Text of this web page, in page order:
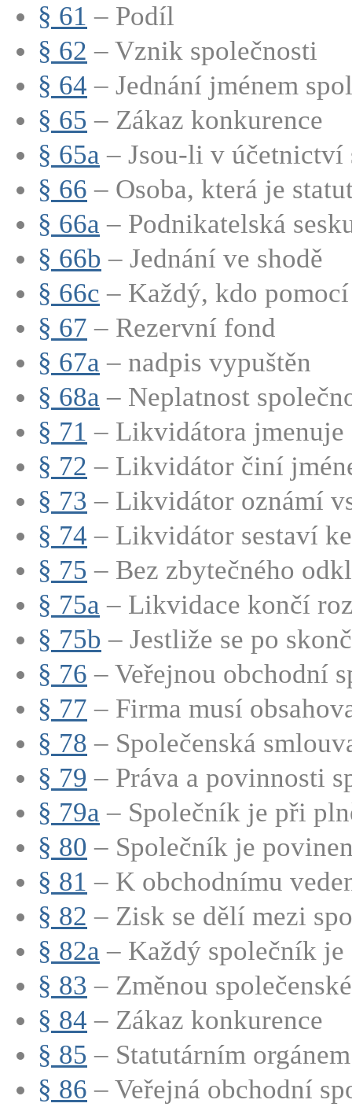
§ 61 – Podíl
§ 62 – Vznik společnosti
§ 64 – Jednání jménem
§ 65 – Zákaz konkurence
§ 65a – Jsou-li v účetnictví
§ 66 – Osoba, která je
§ 66a – Podnikatelská
§ 66b – Jednání ve shodě
§ 66c – Každý, kdo
§ 67 – Rezervní fond
§ 67a – nadpis vypuštěn
§ 68a – Neplatnost
§ 71 – Likvidátora jmenuje
§ 72 – Likvidátor činí
§ 73 – Likvidátor oznámí
§ 74 – Likvidátor sestaví
§ 75 – Bez zbytečného
§ 75a – Likvidace končí
§ 75b – Jestliže se po
§ 76 – Veřejnou obchodní
§ 77 – Firma musí
§ 78 – Společenská
§ 79 – Práva a povinnosti
§ 79a – Společník je při
§ 80 – Společník je
§ 81 – K obchodnímu
§ 82 – Zisk se dělí mezi
§ 82a – Každý společník je
§ 83 – Změnou
§ 84 – Zákaz konkurence
§ 85 – Statutárním
§ 86 – Veřejná obchodní